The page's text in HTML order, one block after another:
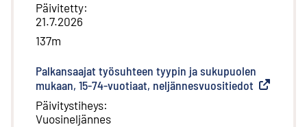
Päivitetty:
21.7.2026
137m
Palkansaajat työsuhteen tyypin ja sukupuolen
mukaan, 15-74-vuotiaat, neljännesvuositiedot Ulkoinen
Päivitystiheys:
Vuosineljännes